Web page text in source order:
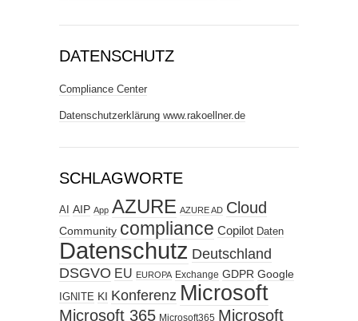
DATENSCHUTZ
Compliance Center
Datenschutzerklärung www.rakoellner.de
SCHLAGWORTE
AI AIP App AZURE AZURE AD Cloud
Community compliance Copilot Daten
Datenschutz Deutschland
DSGVO EU EUROPA Exchange GDPR Google
IGNITE KI Konferenz Microsoft
Microsoft 365 Microsoft365 Microsoft